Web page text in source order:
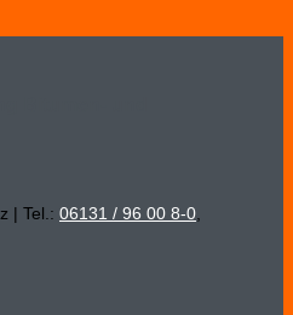
| Tel.: 06131 / 96 00 8-0